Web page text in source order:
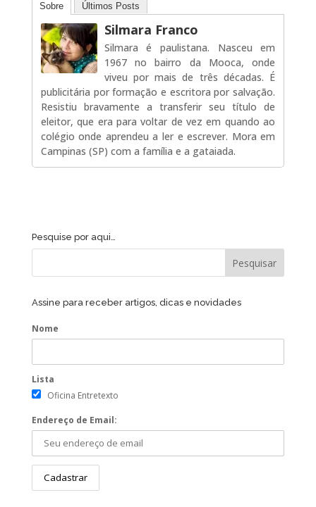
Sobre Últimos Posts
Silmara Franco
Silmara é paulistana. Nasceu em
1967 no bairro da Mooca, onde
viveu por mais de três décadas. É
publicitária por formação e escritora por salvação.
Resistiu bravamente a transferir seu título de
eleitor, que era para voltar de vez em quando ao
colégio onde aprendeu a ler e escrever. Mora em
Campinas (SP) com a família e a gataiada.
Pesquise por aqui…
Assine para receber artigos, dicas e novidades
Nome
Lista
Oficina Entretexto
Endereço de Email: